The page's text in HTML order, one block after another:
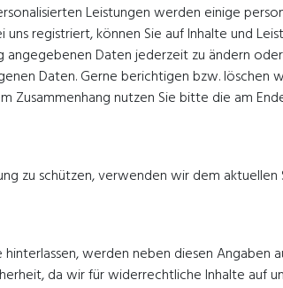
Leistungen werden einige
uns registriert, können Sie auf Inhalte und
Daten jederzeit zu ändern
Daten. Gerne berichtigen bzw.
Zusammenhang nutzen Sie bitte die am
zu schützen, verwenden wir dem aktuellen
werden neben diesen
da wir für widerrechtliche Inhalte